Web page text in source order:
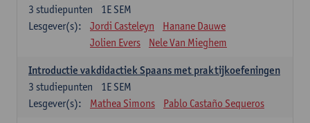
1E SEM
3 studiepunten
Lesgever(s):
Jordi Casteleyn
Hanane Dauwe
Jolien Evers
Nele Van Mieghem
Introductie vakdidactiek Spaans met praktijkoefeningen
1E SEM
3 studiepunten
Lesgever(s):
Mathea Simons Pablo Castaño Sequeros